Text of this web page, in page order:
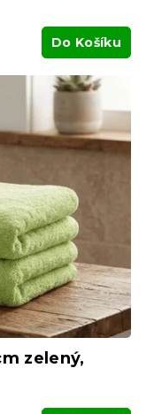
Do Košíku
zelený,